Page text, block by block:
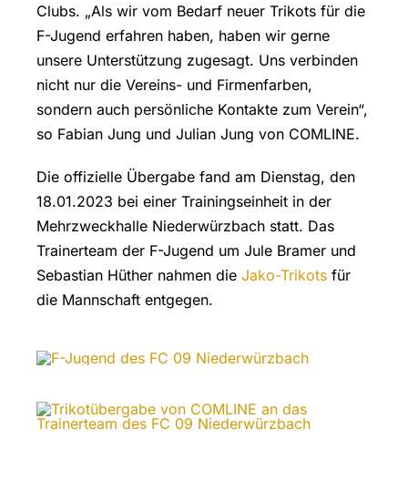
Clubs. „Als wir vom Bedarf neuer Trikots für die
F-Jugend erfahren haben, haben wir gerne
unsere Unterstützung zugesagt. Uns verbinden
nicht nur die Vereins- und Firmenfarben,
sondern auch persönliche Kontakte zum Verein“,
so Fabian Jung und Julian Jung von COMLINE.
Die offizielle Übergabe fand am Dienstag, den
18.01.2023 bei einer Trainingseinheit in der
Mehrzweckhalle Niederwürzbach statt. Das
Trainerteam der F-Jugend um Jule Bramer und
Sebastian Hüther nahmen die Jako-Trikotsfür
die Mannschaft entgegen.